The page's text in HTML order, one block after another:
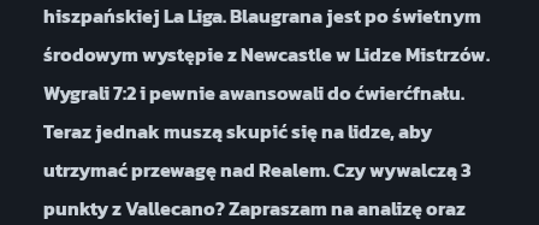
hiszpańskiej La Liga. Blaugrana jest po świetnym
środowym występie z Newcastle w Lidze Mistrzów.
Wygrali 7:2 i pewnie awansowali do ćwierćfnału.
Teraz jednak muszą skupić się na lidze, aby
utrzymać przewagę nad Realem. Czy wywalczą 3
punkty z Vallecano? Zapraszam na analizę oraz